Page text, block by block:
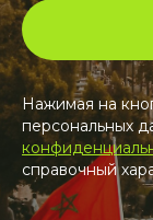
Нажимая на
персональных
справочный